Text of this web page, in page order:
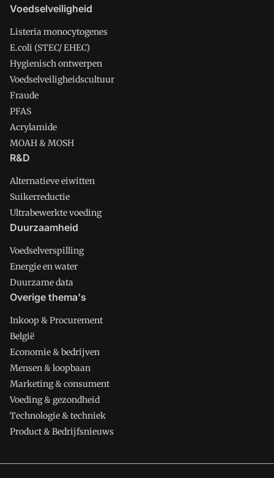
Voedselveiligheid
Listeria monocytogenes
E.coli (STEC/ EHEC)
Hygienisch ontwerpen
Voedselveiligheidscultuur
Fraude
PFAS
Acrylamide
MOAH & MOSH
R&D
Alternatieve eiwitten
Suikerreductie
Ultrabewerkte voeding
Duurzaamheid
Voedselverspilling
Energie en water
Duurzame data
Overige thema's
Inkoop & Procurement
België
Economie & bedrijven
Mensen & loopbaan
Marketing & consument
Voeding & gezondheid
Technologie & techniek
Product & Bedrijfsnieuws